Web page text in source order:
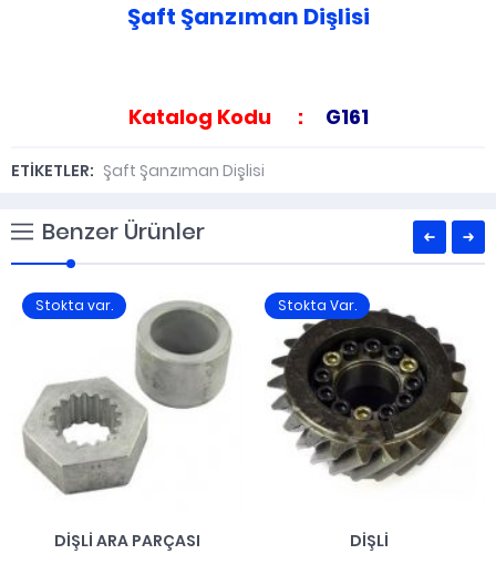
Şaft Şanzıman Dişlisi
Katalog Kodu : G161
ETİKETLER: Şaft Şanzıman Dişlisi
Benzer Ürünler
Stokta var.
DIŞLI ARA PARÇASI
Stokta Var.
DIŞLI